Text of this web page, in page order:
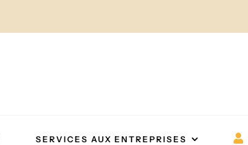
SERVICES AUX ENTREPRISES